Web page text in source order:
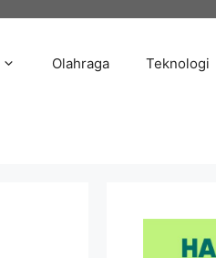
Olahraga Teknologi